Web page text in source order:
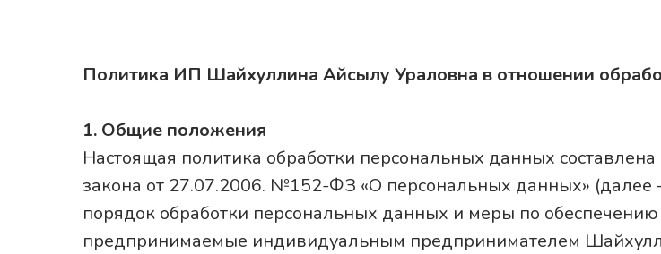
Политика ИП Шайхуллина Айсылу Ураловна в отношении
1. Общие положения
Настоящая политика обработки персональных данных
закона от 27.07.2006. №152-ФЗ «О персональных данных»
порядок обработки персональных данных и меры по
предпринимаемые индивидуальным предпринимателем